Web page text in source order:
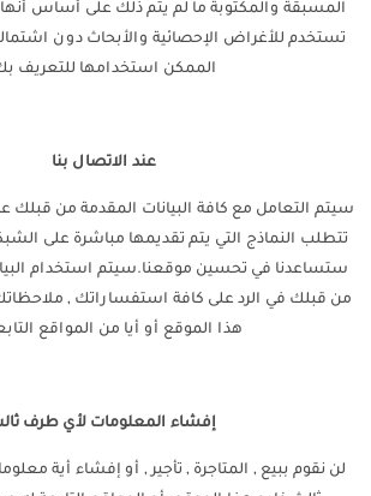
المسبقة والمكتوبة ما لم يتم ذلك على أساس
تستخدم للأغراض الإحصائية والأبحاث دون
الممكن استخدامها للتعريف
عند الاتصال بنا
سيتم التعامل مع كافة البيانات المقدمة من
تتطلب النماذج التي يتم تقديمها مباشرة على
ستساعدنا في تحسين موقعنا.سيتم استخدام
من قبلك في الرد على كافة استفساراتك ,
هذا الموقع أو أيا من المواقع
إفشاء المعلومات لأي طرف
لن نقوم ببيع , المتاجرة , تأجير , أو إفشاء أية